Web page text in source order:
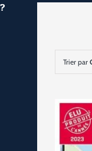
Trier par